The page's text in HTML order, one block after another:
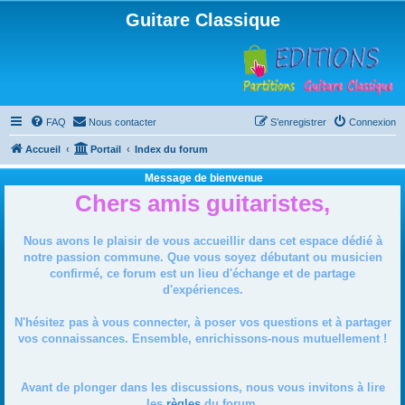
Guitare Classique
FAQ Nous contacter Connexion
S’enregistrer
Accueil Portail Index du forum
Message de bienvenue
Chers amis guitaristes,
Nous avons le plaisir de vous accueillir dans cet espace dédié à
notre passion commune. Que vous soyez débutant ou musicien
confirmé, ce forum est un lieu d'échange et de partage
d'expériences.
N'hésitez pas à vous connecter, à poser vos questions et à partager
vos connaissances. Ensemble, enrichissons-nous mutuellement !
Avant de plonger dans les discussions, nous vous invitons à lire